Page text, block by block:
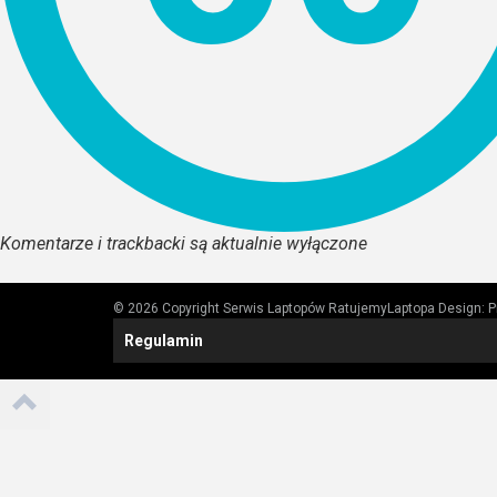
Komentarze i trackbacki są aktualnie wyłączone
© 2026 Copyright Serwis Laptopów RatujemyLaptopa Design:
Regulamin